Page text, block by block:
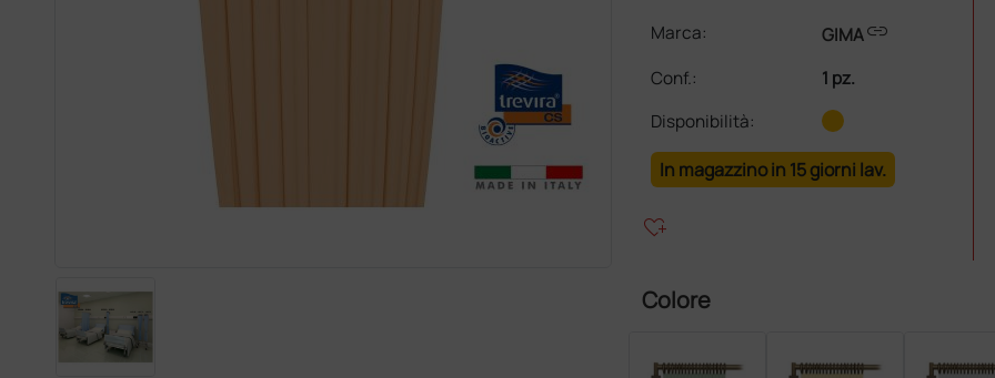
Marca:
GIMAlink
Conf.:
1 pz.
Disponibilità:
In magazzino in 15 giorni lav.
heart_plus
Colore